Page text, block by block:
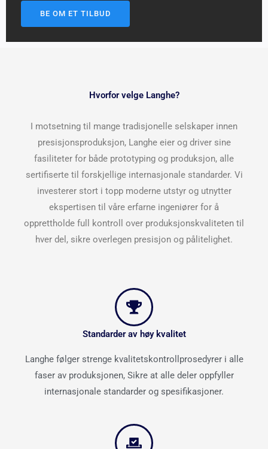
BE OM ET TILBUD
Hvorfor velge Langhe?
I motsetning til mange tradisjonelle selskaper innen
presisjonsproduksjon, Langhe eier og driver sine
fasiliteter for både prototyping og produksjon, alle
sertifiserte til forskjellige internasjonale standarder. Vi
investerer stort i topp moderne utstyr og utnytter
ekspertisen til våre erfarne ingeniører for å
opprettholde full kontroll over produksjonskvaliteten til
hver del, sikre overlegen presisjon og pålitelighet.
Standarder av høy kvalitet
Langhe følger strenge kvalitetskontrollprosedyrer i alle
faser av produksjonen, Sikre at alle deler oppfyller
internasjonale standarder og spesifikasjoner.